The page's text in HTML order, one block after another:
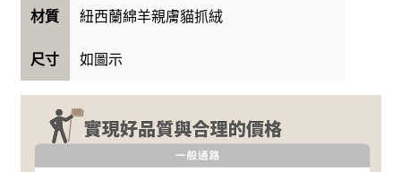
材質 紐西蘭綿羊親膚貓抓絨
尺寸 如圖示